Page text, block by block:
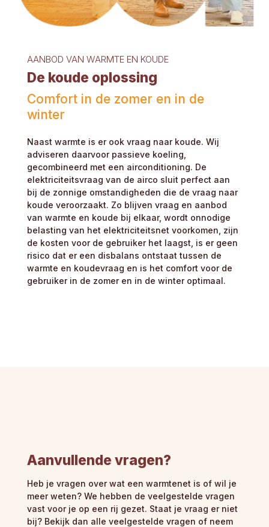
AANBOD VAN WARMTE EN KOUDE
De koude oplossing
Comfort in de zomer en in de
winter
Naast warmte is er ook vraag naar koude. Wij
adviseren daarvoor passieve koeling,
gecombineerd met een airconditioning. De
elektriciteitsvraag van de airco sluit perfect aan
bij de zonnige omstandigheden die de vraag naar
koude veroorzaakt. Zo blijven vraag en aanbod
van warmte en koude bij elkaar, wordt onnodige
belasting van het elektriciteitsnet voorkomen, zijn
de kosten voor de gebruiker het laagst, is er geen
risico dat er een disbalans ontstaat tussen de
warmte en koudevraag en is het comfort voor de
gebruiker in de zomer en in de winter optimaal.
Aanvullende vragen?
Heb je vragen over wat een warmtenet is of wil je
meer weten? We hebben de veelgestelde vragen
vast voor je op een rij gezet. Staat je vraag er niet
bij? Bekijk dan alle veelgestelde vragen of neem